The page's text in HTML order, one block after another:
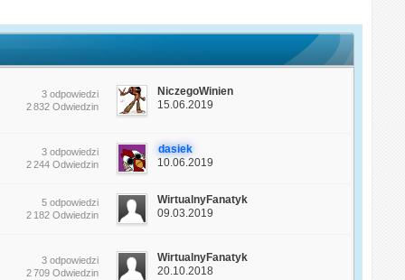
3 odpowiedzi
2 832 Odwiedzin
NiczegoWinien
15.06.2019
3 odpowiedzi
2 244 Odwiedzin
dasiek
10.06.2019
5 odpowiedzi
2 182 Odwiedzin
WirtualnyFanatyk
09.03.2019
3 odpowiedzi
2 709 Odwiedzin
WirtualnyFanatyk
20.10.2018